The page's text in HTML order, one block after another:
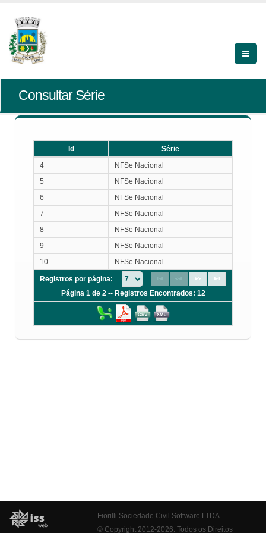
Consultar Série
Id
Série
Série
4
NFSe Nacional
5
NFSe Nacional
6
NFSe Nacional
7
NFSe Nacional
8
NFSe Nacional
9
NFSe Nacional
10
NFSe Nacional
Registros por página:
Página 1 de 2 -- Registros Encontrados: 12
Fiorilli Sociedade Civil Software LTDA
© Copyright 2012-2026. Todos os Direitos